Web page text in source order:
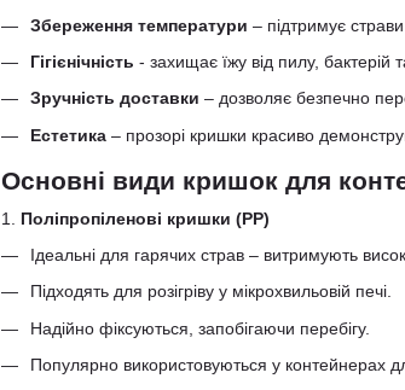
Збереження температури – підтримує
Гігієнічність - захищає їжу від пилу, бактерій
Зручність доставки – дозволяє безпечно
Естетика – прозорі кришки красиво
Основні види кришок для
1. Поліпропіленові кришки (РР)
Ідеальні для гарячих страв – витримують
Підходять для розігріву у мікрохвильовій печі.
Надійно фіксуються, запобігаючи перебігу.
Популярно використовуються у контейнерах